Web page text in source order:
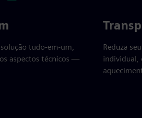
tudo-em-um,
aspectos técnicos —
Reduza
individual,